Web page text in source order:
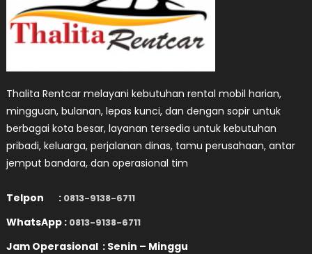
Thalita Rentcar melayani kebutuhan rental mobil harian,
mingguan, bulanan, lepas kunci, dan dengan sopir untuk
berbagai kota besar, layanan tersedia untuk kebutuhan
pribadi, keluarga, perjalanan dinas, tamu perusahaan, antar
jemput bandara, dan operasional tim
Telpon : 0813-9138-6711
WhatsApp : 0813-9138-6711
Jam Operasional : Senin – Minggu